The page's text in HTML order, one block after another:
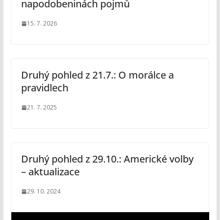
napodobeninách pojmů
15. 7. 2026
Druhý pohled z 21.7.: O morálce a
pravidlech
21. 7. 2025
Druhý pohled z 29.10.: Americké volby
– aktualizace
29. 10. 2024